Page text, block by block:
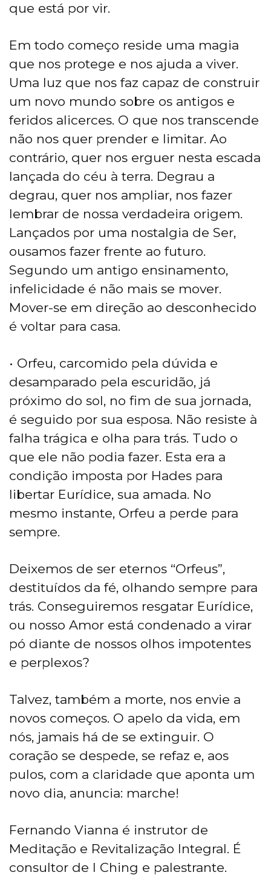
que está por vir.
Em todo começo reside uma magia
que nos protege e nos ajuda a viver.
Uma luz que nos faz capaz de construir
um novo mundo sobre os antigos e
feridos alicerces. O que nos transcende
não nos quer prender e limitar. Ao
contrário, quer nos erguer nesta escada
lançada do céu à terra. Degrau a
degrau, quer nos ampliar, nos fazer
lembrar de nossa verdadeira origem.
Lançados por uma nostalgia de Ser,
ousamos fazer frente ao futuro.
Segundo um antigo ensinamento,
infelicidade é não mais se mover.
Mover-se em direção ao desconhecido
é voltar para casa.
• Orfeu, carcomido pela dúvida e
desamparado pela escuridão, já
próximo do sol, no fim de sua jornada,
é seguido por sua esposa. Não resiste à
falha trágica e olha para trás. Tudo o
que ele não podia fazer. Esta era a
condição imposta por Hades para
libertar Eurídice, sua amada. No
mesmo instante, Orfeu a perde para
sempre.
Deixemos de ser eternos “Orfeus”,
destituídos da fé, olhando sempre para
trás. Conseguiremos resgatar Eurídice,
ou nosso Amor está condenado a virar
pó diante de nossos olhos impotentes
e perplexos?
Talvez, também a morte, nos envie a
novos começos. O apelo da vida, em
nós, jamais há de se extinguir. O
coração se despede, se refaz e, aos
pulos, com a claridade que aponta um
novo dia, anuncia: marche!
Fernando Vianna é instrutor de
Meditação e Revitalização Integral. É
consultor de I Ching e palestrante.